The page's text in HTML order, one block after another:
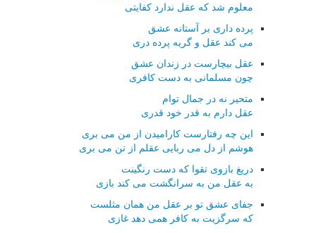
معلوم شد که عقل ندارد کفایتی
پرده داری بر آستانه عشق
می کند عقل و گریه پرده دری
عقل بیچارست در زندان عشق
چون مسلمانی به دست کافری
متحیر نه در جمال توام
عقل دارم به قدر خود قدری
این چه رفتارست کارامیدن از من می بری
هوشم از دل می ربایی عقلم از تن می بری
دریغ بازوی تقوا که دست رنگینت
به عقل من به سرانگشت می کند بازی
جفای عشق تو بر عقل من همان مثلست
که سرگزیت به کافر همی دهد غازی